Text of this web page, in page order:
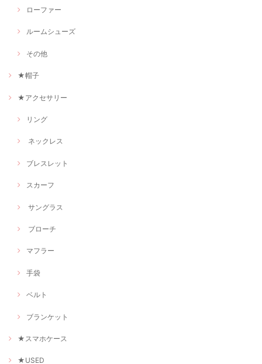
ローファー
ルームシューズ
その他
★帽子
★アクセサリー
リング
ネックレス
ブレスレット
スカーフ
サングラス
ブローチ
マフラー
手袋
ベルト
ブランケット
★スマホケース
★USED